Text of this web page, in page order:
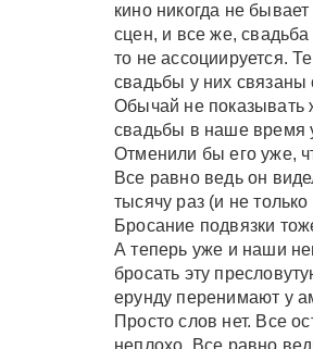
кино никогда не
сцен, и все же, свадьба
то не ассоциируется.
свадьбы у них связаны
Обычай не показывать
свадьбы в наше время
Отменили бы его уже,
Все равно ведь он
тысячу раз (и не
Бросание подвязки
А теперь уже и наши
бросать эту
ерунду перенимают у
Просто слов нет. Все